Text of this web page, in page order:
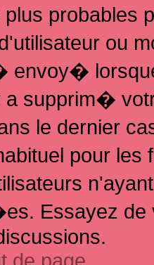
plus probables
ou
envoy�
a supprim�
le dernier
pour les
Essayez de